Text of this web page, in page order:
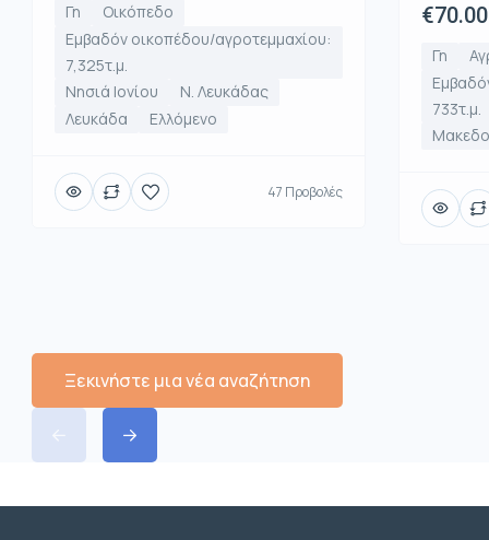
Γη
Οικόπεδο
Εμβαδόν οικοπέδου/αγροτεμμαχίου:
7,325τ.μ.
Νησιά Ιονίου
Ν. Λευκάδας
Λευκάδα
Ελλόμενο
47 Προβολές
Γη
733τ.μ.
Ξεκινήστε μια νέα αναζήτηση